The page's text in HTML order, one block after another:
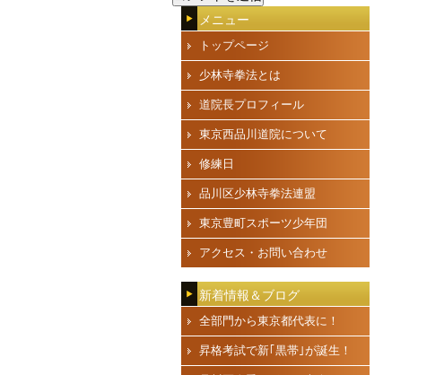
メニュー
トップページ
少林寺拳法とは
道院長プロフィール
東京西品川道院について
修練日
品川区少林寺拳法連盟
東京豊町スポーツ少年団
アクセス・お問い合わせ
新着情報＆ブログ
全部門から東京都代表に！
昇格考試で新｢黒帯｣が誕生！